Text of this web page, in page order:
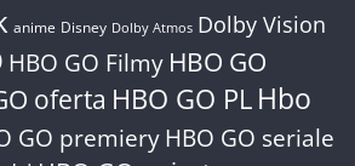
anime Disney Dolby Atmos Dolby Vision
HBO GO Filmy HBO GO
oferta HBO GO PL Hbo
GO premiery HBO GO seriale